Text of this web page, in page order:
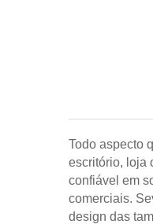
Todo aspecto
escritório, loja
confiável em
comerciais.
design das